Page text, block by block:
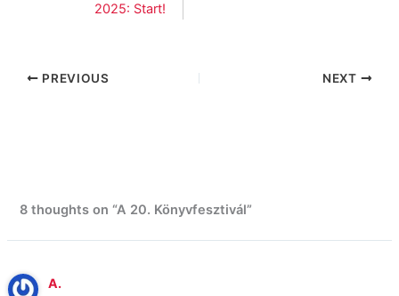
2025: Start!
PREVIOUS NEXT
8 thoughts on “A 20. Könyvfesztivál”
A.